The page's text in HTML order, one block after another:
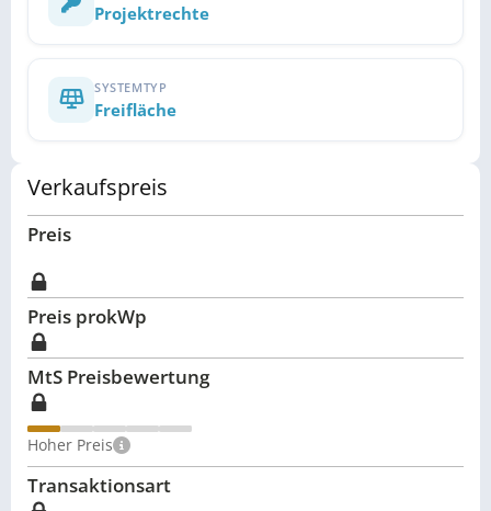
Projektrechte
SYSTEMTYP
Freifläche
Verkaufspreis
Preis
Preis prokWp
MtS Preisbewertung
Hoher Preis
Transaktionsart